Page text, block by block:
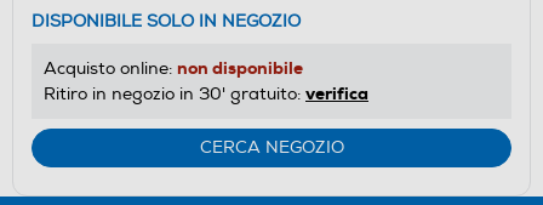
DISPONIBILE SOLO IN NEGOZIO
Acquisto online: non disponibile
Ritiro in negozio in 30' gratuito: verifica
CERCA NEGOZIO